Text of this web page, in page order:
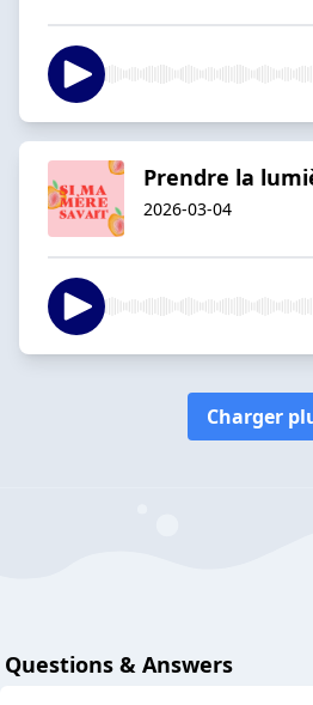
Prendre la
2026-03-04
Charger
Questions & Answers